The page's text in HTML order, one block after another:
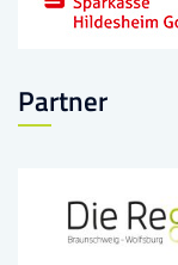
Partner